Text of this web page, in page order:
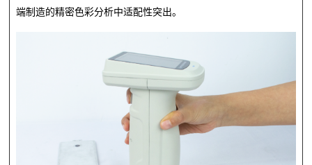
端制造的精密色彩分析中适配性突出。